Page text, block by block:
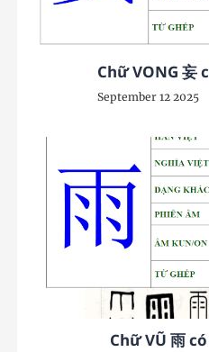
Chữ VONG 妄
September 12 2025
Chữ VŨ 雨